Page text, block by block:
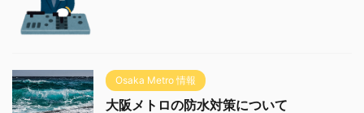
Osaka Metro 情報
大阪メトロの防水対策について